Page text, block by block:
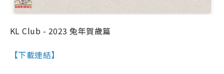
KL Club - 2023 兔年賀歲篇
【下載連結】